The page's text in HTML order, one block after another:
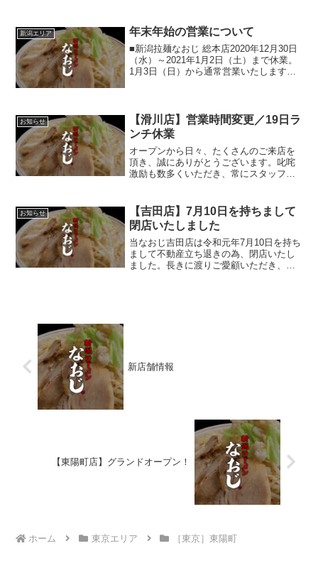
の夏の真骨頂。最後の一口まで、期間限
定の味覚をぜひお楽し...
新潟エリア 年末年始の営業について
■新潟拉麺なおじ 総本店2020年12月30日
（水）～2021年1月2日（土）まで休業。
1月3日（日）から通常営業いたします。■
お知らせ
【滑川店】営業時間変更／19日ラ
ンチ休業
オープンから日々、たくさんのご来店を
頂き、誠にありがとうございます。叱咤
激励も数多くいただき、常にスタッフ一
【お知らせ】10月19日(木)は店舗メンテ
ナンスのため、ランチタ...
お知らせ
【吉田店】7月10日を持ちまして
閉店いたしました
当なおじ吉田店は令和元年7月10日を持ち
まして不動産立ち退きの為、閉店いたし
ました。長きに渡りご愛顧いただき、誠
新店舗情報
【東陽町店】グランドオープン！
ホーム 東京エリア ［東京］東陽町